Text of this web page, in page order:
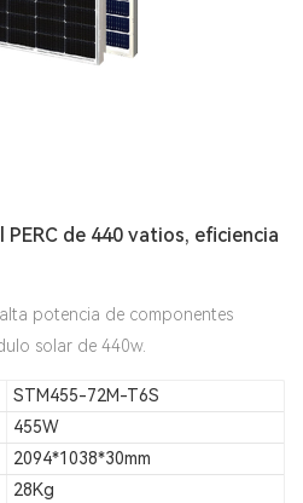
de 440 vatios, eficiencia
potencia de componentes
solar de 440w.
STM455-72M-T6S
455W
2094*1038*30mm
28Kg